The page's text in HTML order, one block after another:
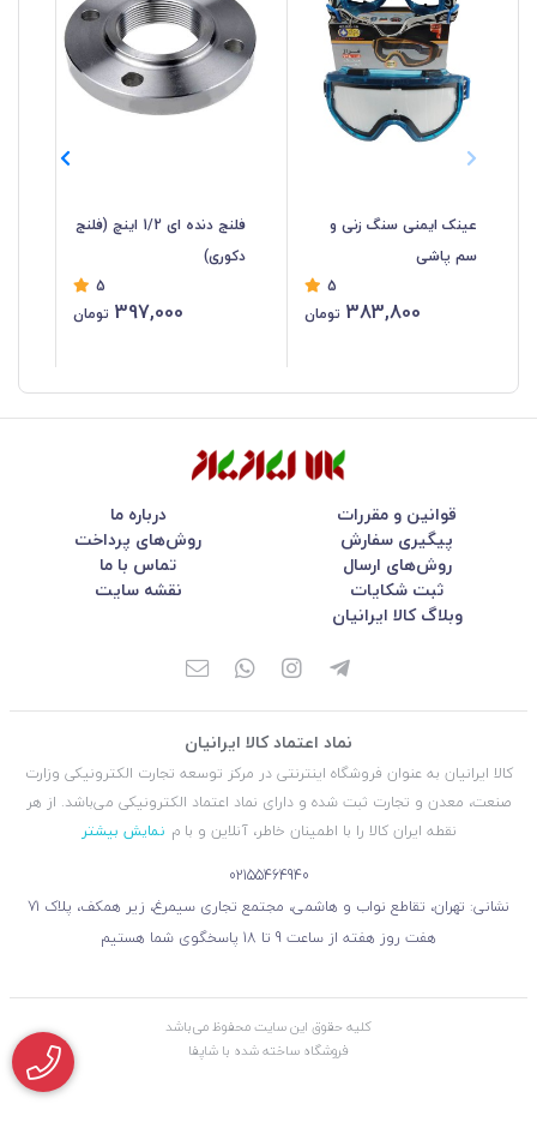
عینک ایمنی سنگ زنی و
سم پاشی
5
383,800 تومان
فلنج دنده ای 1/2 اینچ (فلنج
دکوری)
5
397,000 تومان
قوانین و مقررات
درباره ما
پیگیری سفارش
روش‌های پرداخت
روش‌های ارسال
تماس با ما
ثبت شکایات
نقشه سایت
وبلاگ کالا ایرانیان
نماد اعتماد کالا ایرانیان
کالا ایرانیان به عنوان فروشگاه اینترنتی در مركز توسعه تجارت الكترونیكی وزارت
صنعت، معدن و تجارت ثبت شده و دارای نماد اعتماد الكترونیكی می‌باشد. از هر
نقطه ایران کالا را با اطمینان خاطر، آنلاین و با م نمایش بیشتر
02155464940
نشانی: تهران، تقاطع نواب و هاشمی، مجتمع تجاری سیمرغ، زیر همکف، پلاک 71
هفت روز هفته از ساعت 9 تا 18 پاسخگوی شما هستیم
کليه حقوق اين سايت محفوظ می‌باشد
فروشگاه ساخته شده با شاپفا